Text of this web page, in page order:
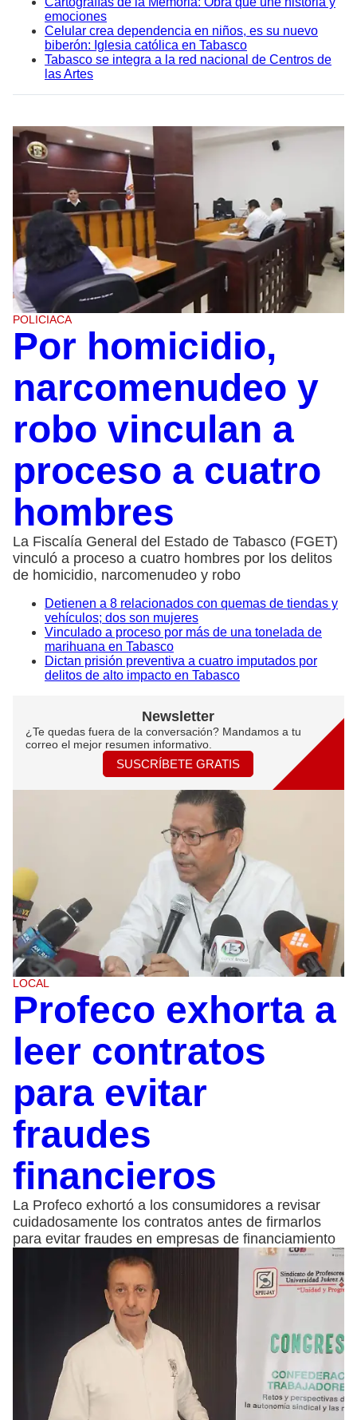
emociones
Celular crea dependencia en niños, es su nuevo
biberón: Iglesia católica en Tabasco
Tabasco se integra a la red nacional de Centros de
las Artes
POLICIACA
Por homicidio,
narcomenudeo y
robo vinculan a
proceso a cuatro
hombres
La Fiscalía General del Estado de Tabasco (FGET)
vinculó a proceso a cuatro hombres por los delitos
de homicidio, narcomenudeo y robo
Detienen a 8 relacionados con quemas de tiendas y
vehículos; dos son mujeres
Vinculado a proceso por más de una tonelada de
marihuana en Tabasco
Dictan prisión preventiva a cuatro imputados por
delitos de alto impacto en Tabasco
Newsletter
¿Te quedas fuera de la conversación? Mandamos a tu
correo el mejor resumen informativo.
SUSCRÍBETE GRATIS
LOCAL
Profeco exhorta a
leer contratos
para evitar
fraudes
financieros
La Profeco exhortó a los consumidores a revisar
cuidadosamente los contratos antes de firmarlos
para evitar fraudes en empresas de financiamiento